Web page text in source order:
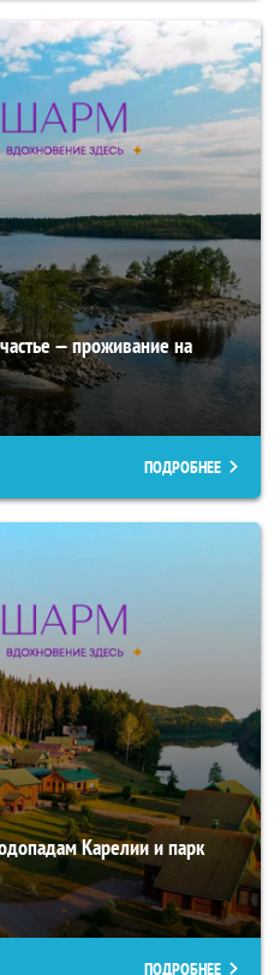
— проживание на
ПОДРОБНЕЕ
Карелии и парк
ПОДРОБНЕЕ